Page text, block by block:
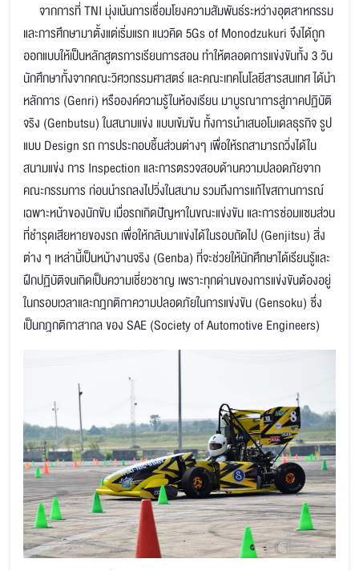
จากการที่ TNI มุ่งเน้นการเชื่อมโยงความสัมพันธ์ระหว่างอุตสาหกรรม
และการศึกษามาตั้งแต่เริ่มแรก แนวคิด 5Gs of Monodzukuri จึงได้ถูก
ออกแบบให้เป็นหลักสูตรการเรียนการสอน ทำให้ตลอดการแข่งขันทั้ง 3 วัน
นักศึกษาทั้งจากคณะวิศวกรรมศาสตร์ และคณะเทคโนโลยีสารสนเทศ ได้นำ
หลักการ (Genri) หรือองค์ความรู้ในห้องเรียน มาบูรณาการสู่ภาคปฏิบัติ
จริง (Genbutsu) ในสนามแข่ง แบบเข้มข้น ทั้งการนำเสนอโมเดลธุรกิจ รูป
แบบ Design รถ การประกอบชิ้นส่วนต่างๆ เพื่อให้รถสามารถวิ่งได้ใน
สนามแข่ง การ Inspection และการตรวจสอบด้านความปลอดภัยจาก
คณะกรรมการ ก่อนนำรถลงไปวิ่งในสนาม รวมถึงการแก้ไขสถานการณ์
เฉพาะหน้าของนักขับ เมื่อรถเกิดปัญหาในขณะแข่งขัน และการซ่อมแซมส่วน
ที่ชำรุดเสียหายของรถ เพื่อให้กลับมาแข่งได้ในรอบถัดไป (Genjitsu) สิ่ง
ต่าง ๆ เหล่านี้เป็นหน้างานจริง (Genba) ที่จะช่วยให้นักศึกษาได้เรียนรู้และ
ฝึกปฏิบัติจนเกิดเป็นความเชี่ยวชาญ เพราะทุกด่านของการแข่งขันต้องอยู่
ในกรอบเวลาและกฎกติกาความปลอดภัยในการแข่งขัน (Gensoku) ซึ่ง
เป็นกฎกติกาสากล ของ SAE (Society of Automotive Engineers)